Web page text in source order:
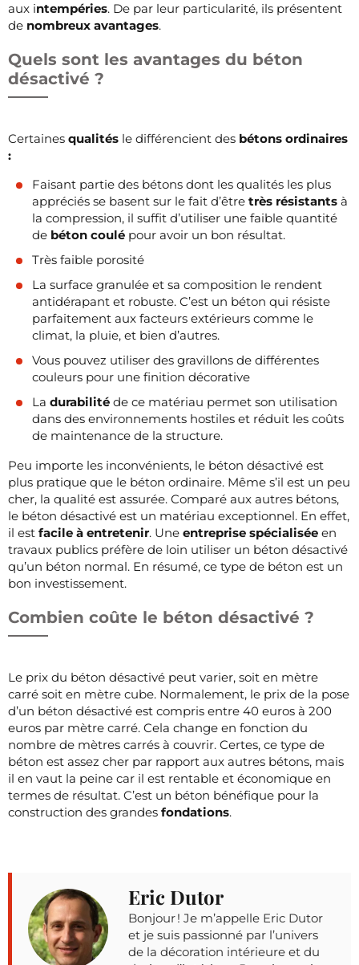
aux intempéries. De par leur particularité, ils présentent
de nombreux avantages.
Quels sont les avantages du béton
désactivé ?
Certaines qualités le différencient des bétons ordinaires
:
Faisant partie des bétons dont les qualités les plus
appréciés se basent sur le fait d’être très résistants à
la compression, il suffit d’utiliser une faible quantité
de béton coulé pour avoir un bon résultat.
Très faible porosité
La surface granulée et sa composition le rendent
antidérapant et robuste. C’est un béton qui résiste
parfaitement aux facteurs extérieurs comme le
climat, la pluie, et bien d’autres.
Vous pouvez utiliser des gravillons de différentes
couleurs pour une finition décorative
La durabilité de ce matériau permet son utilisation
dans des environnements hostiles et réduit les coûts
de maintenance de la structure.
Peu importe les inconvénients, le béton désactivé est
plus pratique que le béton ordinaire. Même s’il est un peu
cher, la qualité est assurée. Comparé aux autres bétons,
le béton désactivé est un matériau exceptionnel. En effet,
il est facile à entretenir. Une entreprise spécialisée en
travaux publics préfère de loin utiliser un béton désactivé
qu’un béton normal. En résumé, ce type de béton est un
bon investissement.
Combien coûte le béton désactivé ?
Le prix du béton désactivé peut varier, soit en mètre
carré soit en mètre cube. Normalement, le prix de la pose
d’un béton désactivé est compris entre 40 euros à 200
euros par mètre carré. Cela change en fonction du
nombre de mètres carrés à couvrir. Certes, ce type de
béton est assez cher par rapport aux autres bétons, mais
il en vaut la peine car il est rentable et économique en
termes de résultat. C’est un béton bénéfique pour la
construction des grandes fondations.
Eric Dutor
Bonjour ! Je m’appelle Eric Dutor
et je suis passionné par l’univers
de la décoration intérieure et du